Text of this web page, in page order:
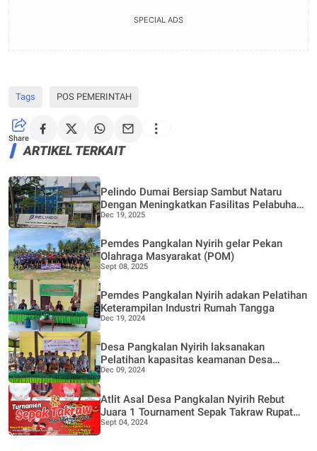
SPECIAL ADS
Tags POS PEMERINTAH
Share
ARTIKEL TERKAIT
Pelindo Dumai Bersiap Sambut Nataru
Dengan Meningkatkan Fasilitas Pelabuhan
Penumpang
Dec 19, 2025
Pemdes Pangkalan Nyirih gelar Pekan
Olahraga Masyarakat (POM)
Sept 08, 2025
Pemdes Pangkalan Nyirih adakan Pelatihan
Keterampilan Industri Rumah Tangga
Dec 19, 2024
Desa Pangkalan Nyirih laksanakan
Pelatihan kapasitas keamanan Desa
melalui Dana Bermasa TA 2024
Dec 09, 2024
Atlit Asal Desa Pangkalan Nyirih Rebut
Juara 1 Tournament Sepak Takraw Rupat
Bermasa 2024
Sept 04, 2024